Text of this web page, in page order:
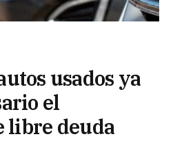
usados ya
el
libre deuda